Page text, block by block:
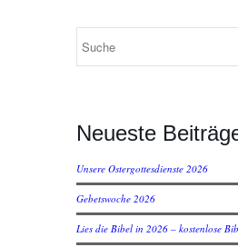
Neueste
Unsere Ostergottesdienste 2026
Gebetswoche 2026
Lies die Bibel in 2026 – kostenlose